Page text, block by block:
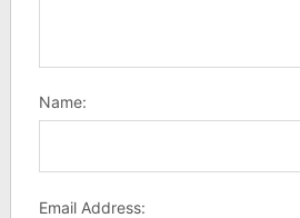
Name:
Email Address: